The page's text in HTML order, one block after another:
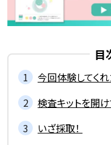
目
今回体験してく
検査キットを開け
いざ採取！